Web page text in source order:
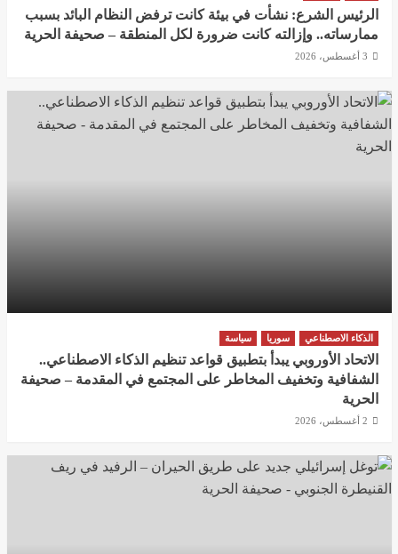
الرئيس الشرع: نشأت في بيئة كانت ترفض النظام البائد بسبب
ممارساته.. وإزالته كانت ضرورة لكل المنطقة – صحيفة الحرية
3 أغسطس، 2026
الذكاء الاصطناعي سوريا سياسة
الاتحاد الأوروبي يبدأ بتطبيق قواعد تنظيم الذكاء الاصطناعي..
الشفافية وتخفيف المخاطر على المجتمع في المقدمة – صحيفة
الحرية
2 أغسطس، 2026